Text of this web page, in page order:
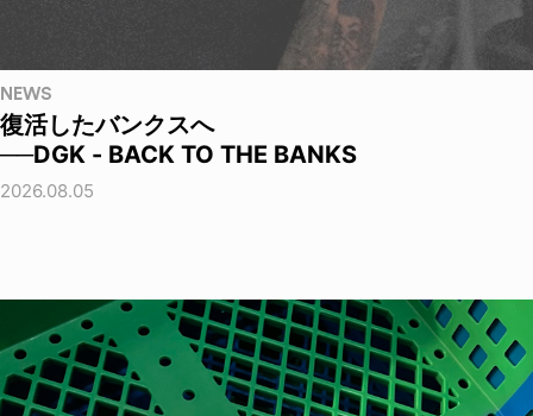
NEWS
復活したバンクスへ
──DGK - BACK TO THE BANKS
2026.08.05